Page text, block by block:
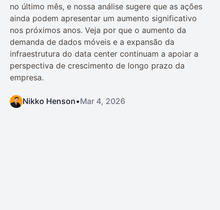
no último mês, e nossa análise sugere que as ações
ainda podem apresentar um aumento significativo
nos próximos anos. Veja por que o aumento da
demanda de dados móveis e a expansão da
infraestrutura do data center continuam a apoiar a
perspectiva de crescimento de longo prazo da
empresa.
Nikko Henson•Mar 4, 2026